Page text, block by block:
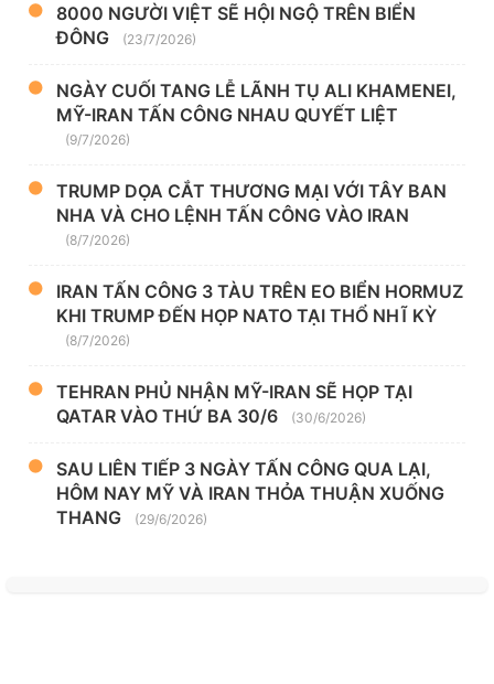
8000 NGƯỜI VIỆT SẼ HỘI NGỘ TRÊN BIỂN
ĐÔNG
(23/7/2026)
NGÀY CUỐI TANG LỄ LÃNH TỤ ALI KHAMENEI,
MỸ-IRAN TẤN CÔNG NHAU QUYẾT LIỆT
(9/7/2026)
TRUMP DỌA CẮT THƯƠNG MẠI VỚI TÂY BAN
NHA VÀ CHO LỆNH TẤN CÔNG VÀO IRAN
(8/7/2026)
IRAN TẤN CÔNG 3 TÀU TRÊN EO BIỂN HORMUZ
KHI TRUMP ĐẾN HỌP NATO TẠI THỔ NHĨ KỲ
(8/7/2026)
TEHRAN PHỦ NHẬN MỸ-IRAN SẼ HỌP TẠI
QATAR VÀO THỨ BA 30/6
(30/6/2026)
SAU LIÊN TIẾP 3 NGÀY TẤN CÔNG QUA LẠI,
HÔM NAY MỸ VÀ IRAN THỎA THUẬN XUỐNG
THANG
(29/6/2026)